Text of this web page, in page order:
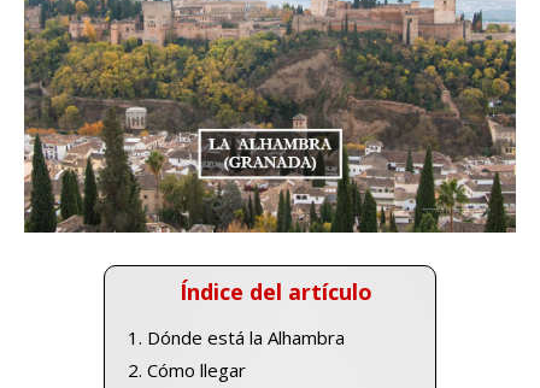
Índice del artículo
Dónde está la Alhambra
Cómo llegar